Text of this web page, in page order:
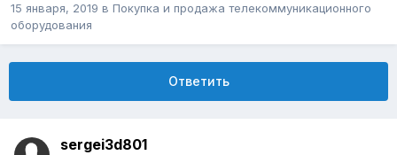
15 января, 2019 в Покупка и продажа телекоммуникационного
оборудования
Ответить
sergei3d801